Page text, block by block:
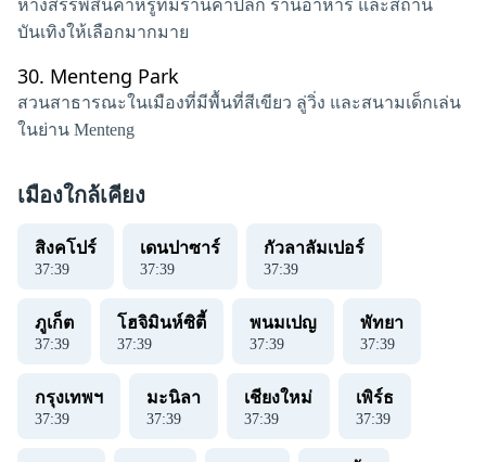
ห้างสรรพสินค้าหรูที่มีร้านค้าปลีก ร้านอาหาร และสถาน
บันเทิงให้เลือกมากมาย
30. Menteng Park
สวนสาธารณะในเมืองที่มีพื้นที่สีเขียว ลู่วิ่ง และสนามเด็กเล่น
ในย่าน Menteng
เมืองใกล้เคียง
สิงคโปร์
37:40
เดนปาซาร์
37:40
กัวลาลัมเปอร์
37:40
ภูเก็ต
37:40
โฮจิมินห์ซิตี้
37:40
พนมเปญ
37:40
พัทยา
37:40
กรุงเทพฯ
37:40
มะนิลา
37:40
เชียงใหม่
37:40
เพิร์ธ
37:40